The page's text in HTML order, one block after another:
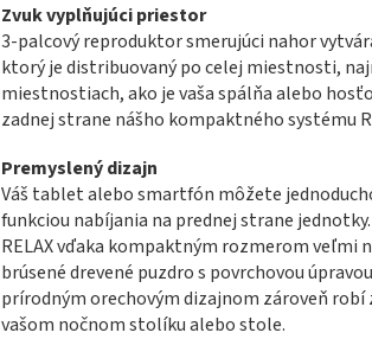
Zvuk vyplňujúci priestor
3-palcový reproduktor smerujúci nahor
ktorý je distribuovaný po celej miestnosti,
miestnostiach, ako je vaša spálňa alebo
zadnej strane nášho kompaktného systému
Premyslený dizajn
Váš tablet alebo smartfón môžete
funkciou nabíjania na prednej strane
RELAX vďaka kompaktným rozmerom veľmi
brúsené drevené puzdro s povrchovou
prírodným orechovým dizajnom zároveň robí
vašom nočnom stolíku alebo stole.